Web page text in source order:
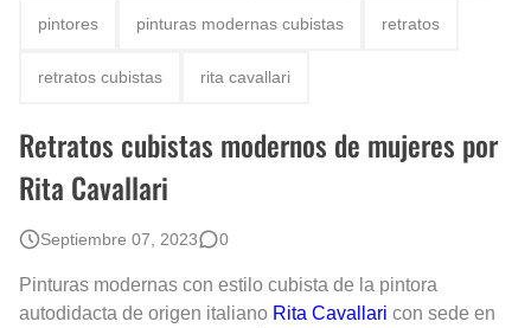
El mundo del arte en pintura surrealista
pintores pinturas modernas cubistas retratos
retratos cubistas rita cavallari
Retratos cubistas modernos de mujeres por
Rita Cavallari
Septiembre 07, 2023 0
Pinturas modernas con estilo cubista de la pintora
autodidacta de origen italiano Rita Cavallari con sede en